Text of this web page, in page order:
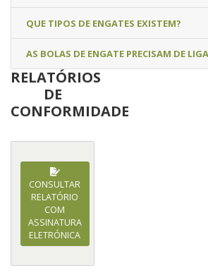
QUE TIPOS DE ENGATES EXISTEM?
AS BOLAS DE ENGATE PRECISAM DE
RELATÓRIOS
DE
CONFORMIDADE
CONSULTAR
RELATÓRIO
COM
ASSINATURA
ELETRÓNICA